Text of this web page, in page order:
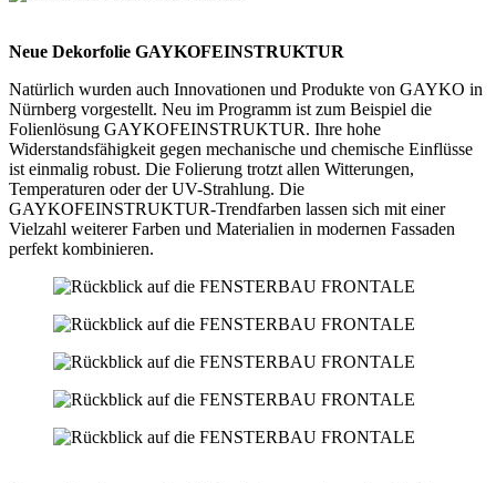
Neue Dekorfolie GAYKOFEINSTRUKTUR
Natürlich wurden auch Innovationen und Produkte von GAYKO in
Nürnberg vorgestellt. Neu im Programm ist zum Beispiel die
Folienlösung GAYKOFEINSTRUKTUR. Ihre hohe
Widerstandsfähigkeit gegen mechanische und chemische Einflüsse
ist einmalig robust. Die Folierung trotzt allen Witterungen,
Temperaturen oder der UV-Strahlung. Die
GAYKOFEINSTRUKTUR-Trendfarben lassen sich mit einer
Vielzahl weiterer Farben und Materialien in modernen Fassaden
perfekt kombinieren.